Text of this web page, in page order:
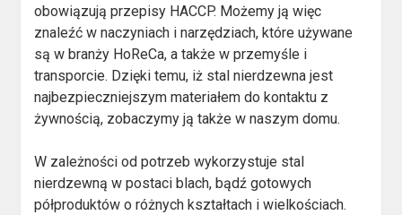
obowiązują przepisy HACCP. Możemy ją więc
znaleźć w naczyniach i narzędziach, które używane
są w branży HoReCa, a także w przemyśle i
transporcie. Dzięki temu, iż stal nierdzewna jest
najbezpieczniejszym materiałem do kontaktu z
żywnością, zobaczymy ją także w naszym domu.
W zależności od potrzeb wykorzystuje stal
nierdzewną w postaci blach, bądź gotowych
półproduktów o różnych kształtach i wielkościach.